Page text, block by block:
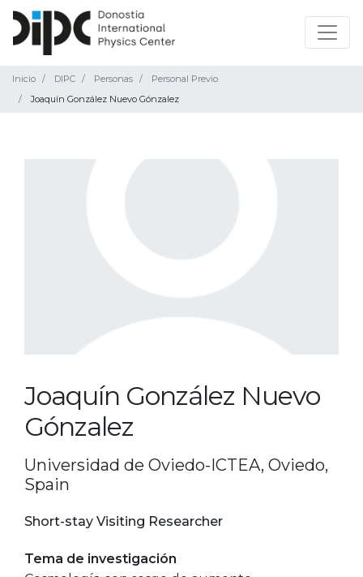
Inicio DIPC Personas
Personal Previo
Joaquín González Nuevo Gónzalez
Joaquín González Nuevo
Gónzalez
Universidad de Oviedo-ICTEA, Oviedo,
Spain
Short-stay Visiting Researcher
Tema de investigación